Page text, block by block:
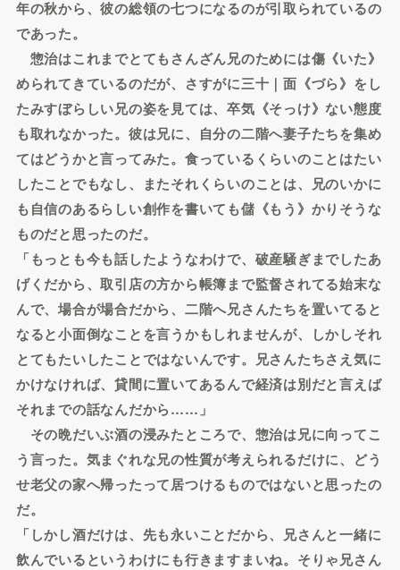
年の秋から、彼の総領の七つになるのが引取られているの
であった。
惣治はこれまでとてもさんざん兄のためには傷《いた》
められてきているのだが、さすがに三十｜面《づら》をし
たみすぼらしい兄の姿を見ては、卒気《そっけ》ない態度
も取れなかった。彼は兄に、自分の二階へ妻子たちを集め
てはどうかと言ってみた。食っているくらいのことはたい
したことでもなし、またそれくらいのことは、兄のいかに
も自信のあるらしい創作を書いても儲《もう》かりそうな
ものだと思ったのだ。
「もっとも今も話したようなわけで、破産騒ぎまでしたあ
げくだから、取引店の方から帳簿まで監督されてる始末な
んで、場合が場合だから、二階へ兄さんたちを置いてると
なると小面倒なことを言うかもしれませんが、しかしそれ
とてもたいしたことではないんです。兄さんたちさえ気に
かけなければ、貸間に置いてあるんで経済は別だと言えば
それまでの話なんだから……」
その晩だいぶ酒の浸みたところで、惣治は兄に向ってこ
う言った。気まぐれな兄の性質が考えられるだけに、どう
せ老父の家へ帰ったって居つけるものではないと思ったの
だ。
「しかし酒だけは、先も永いことだから、兄さんと一緒に
飲んでいるというわけにも行きますまいね。そりゃ兄さん